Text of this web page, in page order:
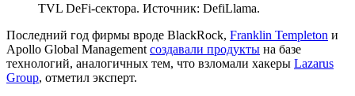
TVL DeFi-сектора. Источник: DefiLlama.
Последний год фирмы вроде BlackRock, Franklin Templeton и
Apollo Global Management создавали продукты на базе
технологий, аналогичных тем, что взломали хакеры Lazarus
Group, отметил эксперт.